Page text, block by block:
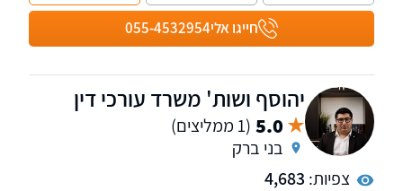
חייגו אלי055-4532954
יהוסף ושות' משרד עורכי דין
5.0 (1 ממליצים)
בני ברק
צפיות: 4,683